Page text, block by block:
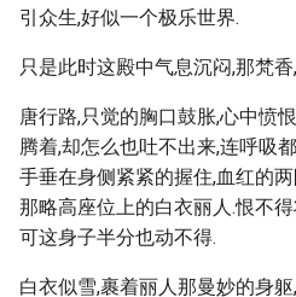
引众生,好似一个极乐世界.
只是此时这殿中气息沉闷,那梵
唐行路,只觉的胸口鼓胀,心中愤
腾着,却怎么也吐不出来,连呼吸
手垂在身侧紧紧的握住,血红的
那略高座位上的白衣丽人.恨不
可这身子半分也动不得.
白衣似雪,裹着丽人那曼妙的身